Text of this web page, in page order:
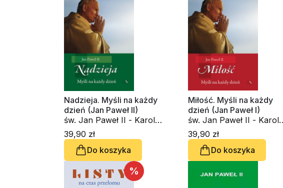
Nadzieja. Myśli na każdy
dzień (Jan Paweł II)
św. Jan Paweł II - Karol
Wojtyła
39,90 zł
Do koszyka
Miłość. Myśli na każdy
dzień (Jan Paweł I)
św. Jan Paweł II - Karol
Wojtyła
39,90 zł
Do koszyka
%